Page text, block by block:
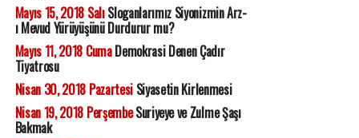
Mayıs 15, 2018 SalıSloganlarımız Siyonizmin Arz-
ı Mevud Yürüyüşünü Durdurur mu?
Mayıs 11, 2018 CumaDemokrasi Denen Çadır
Tiyatrosu
Nisan 30, 2018 PazartesiSiyasetin Kirlenmesi
Nisan 19, 2018 PerşembeSuriyeye ve Zulme Şaşı
Bakmak